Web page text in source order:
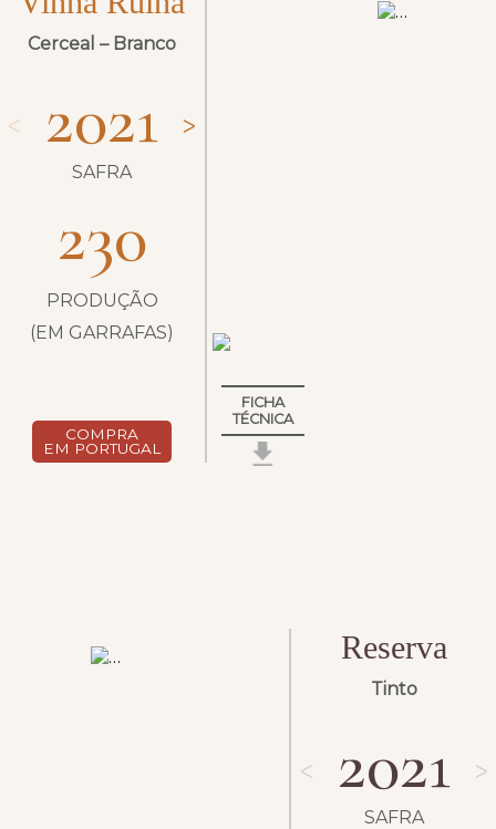
FICHA
TÉCNICA
Cerceal – Branco
ᐸ ᐳ
2021
SAFRA
230
PRODUÇÃO
(EM GARRAFAS)
COMPRA
EM PORTUGAL
Reserva
Tinto
ᐸ ᐳ
2021
SAFRA